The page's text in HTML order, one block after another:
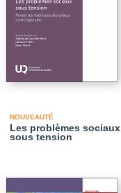
NOUVEAUTÉ
Les problèmes sociaux
sous tension